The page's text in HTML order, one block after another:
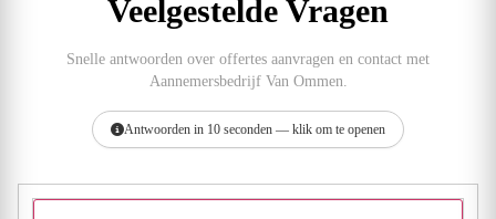
Veelgestelde Vragen
Snelle antwoorden over offertes aanvragen en contact met
Aannemersbedrijf Van Ommen.
Antwoorden in 10 seconden — klik om te openen